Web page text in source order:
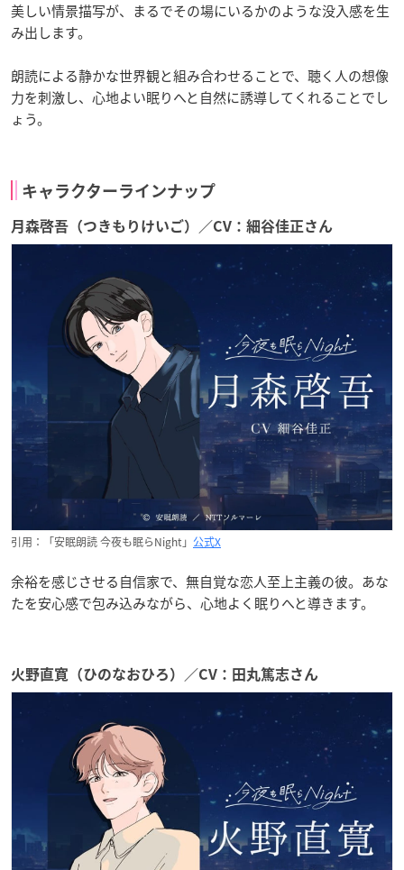
美しい情景描写が、まるでその場にいるかのような没入感を生
み出します。
朗読による静かな世界観と組み合わせることで、聴く人の想像
力を刺激し、心地よい眠りへと自然に誘導してくれることでし
ょう。
キャラクターラインナップ
月森啓吾（つきもりけいご）／CV：細谷佳正さん
引用：「安眠朗読 今夜も眠らNight」 公式X
余裕を感じさせる自信家で、無自覚な恋人至上主義の彼。あな
たを安心感で包み込みながら、心地よく眠りへと導きます。
火野直寛（ひのなおひろ）／CV：田丸篤志さん